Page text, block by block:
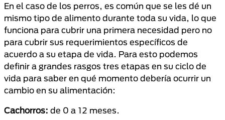
En el caso de los perros, es común que se les dé un
mismo tipo de alimento durante toda su vida, lo que
funciona para cubrir una primera necesidad pero no
para cubrir sus requerimientos específicos de
acuerdo a su etapa de vida. Para esto podemos
definir a grandes rasgos tres etapas en su ciclo de
vida para saber en qué momento debería ocurrir un
cambio en su alimentación:
Cachorros: de 0 a 12 meses.